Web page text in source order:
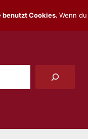
benutzt Cookies. Wenn